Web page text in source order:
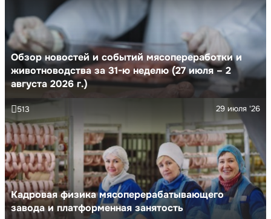
Обзор новостей и событий мясопереработки и
животноводства за 31-ю неделю (27 июля – 2
августа 2026 г.)
Кадровая физика мясоперерабатывающего
завода и платформенная занятость
29 июля '26
513